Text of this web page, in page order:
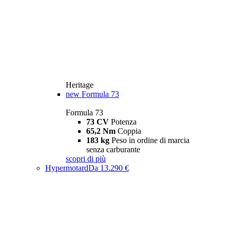
Heritage
new Formula 73
Formula 73
73 CV Potenza
65,2 Nm Coppia
183 kg Peso in ordine di marcia
senza carburante
scopri di più
HypermotardDa 13.290 €